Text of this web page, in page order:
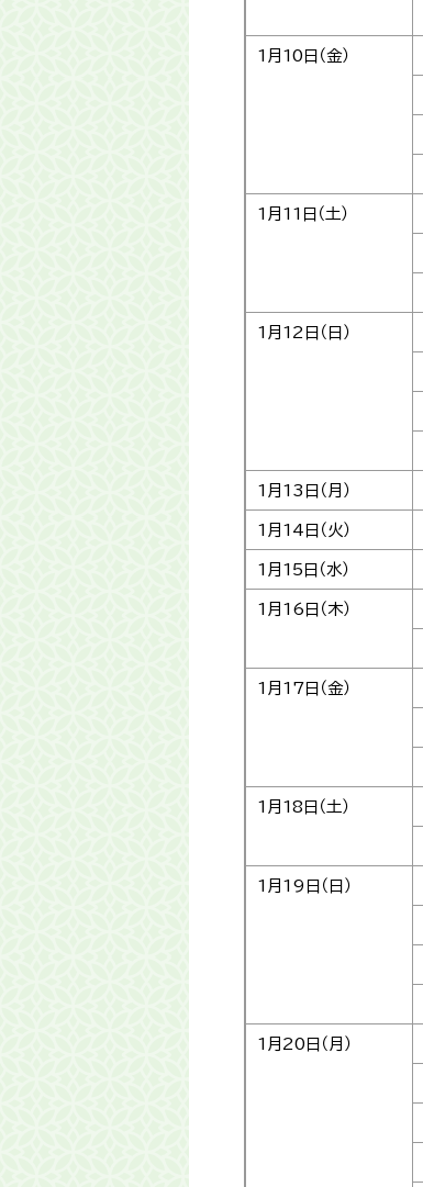
1月10日（金）
1月11日（土）
1月12日（日）
1月13日（月）
1月14日（火）
1月15日（水）
1月16日（木）
1月17日（金）
1月18日（土）
1月19日（日）
1月20日（月）